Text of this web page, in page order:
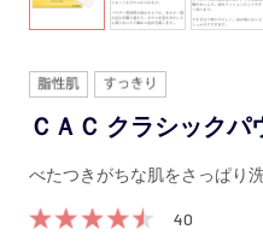
ＣＡＣ クラシックパ
べたつきがちな肌をさっぱり
40